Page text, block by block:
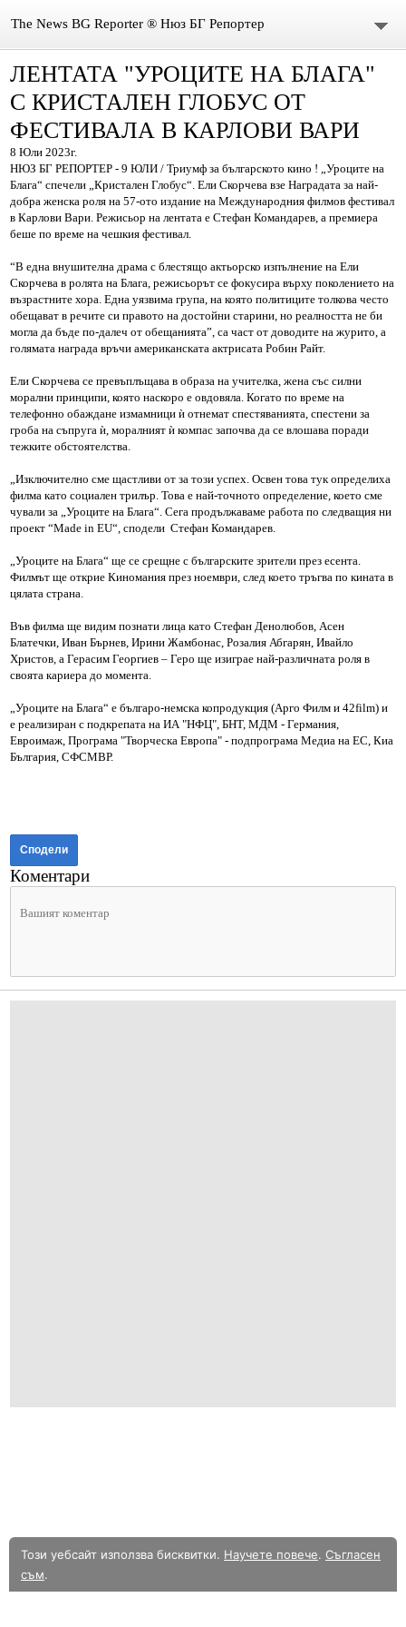
The News BG Reporter ® Нюз БГ Репортер
НОВИНИ
ЗА НАС
КОНТАКТИ
ВИДЕО
DONATION
ISSN : 3033-1684
Иван Върбанов – журналист | The News BG Reporter
ЛЕНТАТА "УРОЦИТЕ НА БЛАГА"
С КРИСТАЛЕН ГЛОБУС ОТ
ФЕСТИВАЛА В КАРЛОВИ ВАРИ
8 Юли 2023г.
НЮЗ БГ РЕПОРТЕР - 9 ЮЛИ / Триумф за българското кино ! „Уроците на
Блага“ спечели „Кристален Глобус“. Ели Скорчева взе Наградата за най-
добра женска роля на 57-ото издание на Международния филмов фестивал
в Карлови Вари. Режисьор на лентата е Стефан Командарев, а премиера
беше по време на чешкия фестивал.
“В една внушителна драма с блестящо актьорско изпълнение на Ели
Скорчева в ролята на Блага, режисьорът се фокусира върху поколението на
възрастните хора. Една уязвима група, на която политиците толкова често
обещават в речите си правото на достойни старини, но реалността не би
могла да бъде по-далеч от обещанията”, са част от доводите на журито, а
голямата награда връчи американската актрисата Робин Райт.
Ели Скорчева се превъплъщава в образа на учителка, жена със силни
морални принципи, която наскоро е овдовяла. Когато по време на
телефонно обаждане измамници ѝ отнемат спестяванията, спестени за
гроба на съпруга ѝ, моралният ѝ компас започва да се влошава поради
тежките обстоятелства.
„Изключително сме щастливи от за този успех. Освен това тук определиха
филма като социален трилър. Това е най-точното определение, което сме
чували за „Уроците на Блага“. Сега продължаваме работа по следващия ни
проект “Made in EU“, сподели Стефан Командарев.
„Уроците на Блага“ ще се срещне с българските зрители през есента.
Филмът ще открие Киномания през ноември, след което тръгва по кината в
цялата страна.
Във филма ще видим познати лица като Стефан Денолюбов, Асен
Блатечки, Иван Бърнев, Ирини Жамбонас, Розалия Абгарян, Ивайло
Христов, а Герасим Георгиев – Геро ще изиграе най-различната роля в
своята кариера до момента.
„Уроците на Блага“ е българо-немска копродукция (Арго Филм и 42film) и
e реализиран с подкрепата на ИА "НФЦ", БНТ, МДМ - Германия,
Евроимаж, Програма "Творческа Европа" - подпрограма Медиа на ЕС, Киа
България, СФСМВР.
Сподели
Коментари
Този уебсайт използва бисквитки. Научете повече. Съгласен
съм.